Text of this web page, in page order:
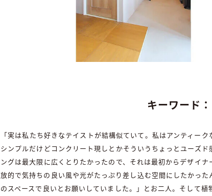
キーワード
「実は私たち好きなテイストが結構似ていて。私はアンティー
シンプルだけどコンクリート現しとかそういうちょっとユーズ
ングは最大限に広くとりたかったので、それは最初からデザイ
放的で気持ちの良い風や光がたっぷり差し込む空間にしたかっ
のスペースで良いとお願いしていました。」とお二人。そして